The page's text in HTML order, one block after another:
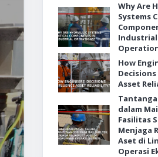
Why Are
Systems
Industrial
How
Asset
dalam
Fasilitas
Menjaga
Aset di
Operasi